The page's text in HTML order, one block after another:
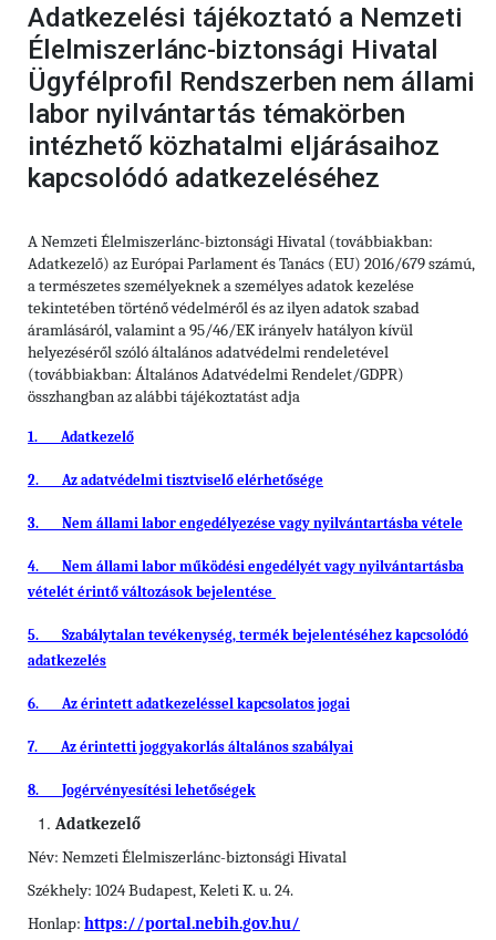
Adatkezelési tájékoztató a Nemzeti
Élelmiszerlánc-biztonsági Hivatal
Ügyfélprofil Rendszerben nem állami
labor nyilvántartás témakörben
intézhető közhatalmi eljárásaihoz
kapcsolódó adatkezeléséhez
A Nemzeti Élelmiszerlánc-biztonsági Hivatal (továbbiakban:
Adatkezelő) az Európai Parlament és Tanács (EU) 2016/679 számú,
a természetes személyeknek a személyes adatok kezelése
tekintetében történő védelméről és az ilyen adatok szabad
áramlásáról, valamint a 95/46/EK irányelv hatályon kívül
helyezéséről szóló általános adatvédelmi rendeletével
(továbbiakban: Általános Adatvédelmi Rendelet/GDPR)
összhangban az alábbi tájékoztatást adja
1. Adatkezelő
2. Az adatvédelmi tisztviselő elérhetősége
3. Nem állami labor engedélyezése vagy nyilvántartásba vétele
4.
Nem állami labor működési engedélyét vagy nyilvántartásba
vételét érintő változások bejelentése
5.
Szabálytalan tevékenység, termék bejelentéséhez kapcsolódó
adatkezelés
6. Az érintett adatkezeléssel kapcsolatos jogai
7. Az érintetti joggyakorlás általános szabályai
8. Jogérvényesítési lehetőségek
Adatkezelő
Név: Nemzeti Élelmiszerlánc-biztonsági Hivatal
Székhely: 1024 Budapest, Keleti K. u. 24.
Honlap: https://portal.nebih.gov.hu/